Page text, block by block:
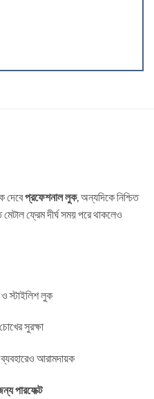
দেবেপ্রফেশনাল লুক, অন্যদিকে নিশ্চিত
ফ্রেম দীর্ঘ সময় পরে থাকলেও
স্টাইলিশ লুক
সুরক্ষা
আরামদায়ক
পারফেক্ট